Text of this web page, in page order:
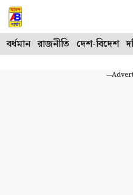
Skip
to
content
বর্ধমান রাজনীতি দেশ-বিদেশ
---